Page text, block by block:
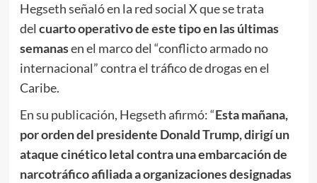
Hegseth señaló en la red social X que se trata
del cuarto operativo de este tipo en las últimas
semanasen el marco del “conflicto armado no
internacional” contra el tráfico de drogas en el
Caribe.
En su publicación, Hegseth afirmó: “Esta mañana,
por orden del presidente Donald Trump, dirigí un
ataque cinético letal contra una embarcación de
narcotráfico afiliada a organizaciones designadas